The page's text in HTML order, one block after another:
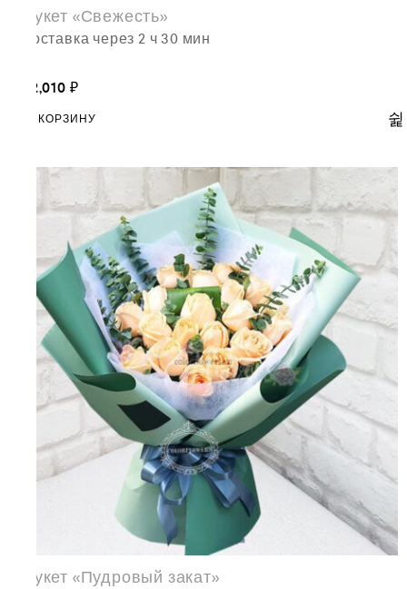
Букет «Свежесть»
доставка через 2 ч 30 мин
22,010 ₽
В КОРЗИНУ
Букет «Пудровый закат»